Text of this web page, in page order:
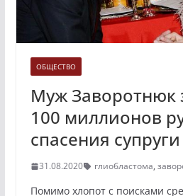
ОБЩЕСТВО
Муж Заворотнюк
100 миллионов
спасения супруги
31.08.2020 глиобластома,
Помимо хлопот с поисками